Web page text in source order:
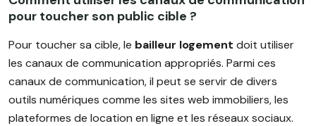
pour toucher son public cible ?
Pour toucher sa cible, le bailleur logement doit utiliser
les canaux de communication appropriés. Parmi ces
canaux de communication, il peut se servir de divers
outils numériques comme les sites web immobiliers, les
plateformes de location en ligne et les réseaux sociaux.